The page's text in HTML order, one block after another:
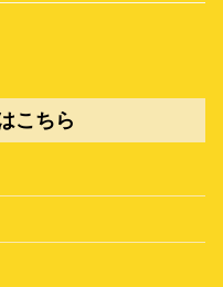
こちら